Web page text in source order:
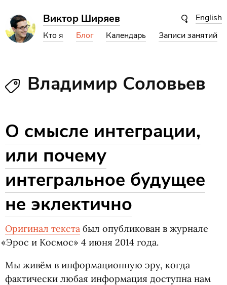
English
Виктор Ширяев
Кто я Блог Календарь Записи занятий
Владимир Соловьев
О смысле интеграции,
или почему
интегральное будущее
не эклектично
Оригинал текста был опубликован в журнале
«Эрос и Космос» 4 июня 2014 года.
Мы живём в информационную эру, когда
фактически любая информация доступна нам